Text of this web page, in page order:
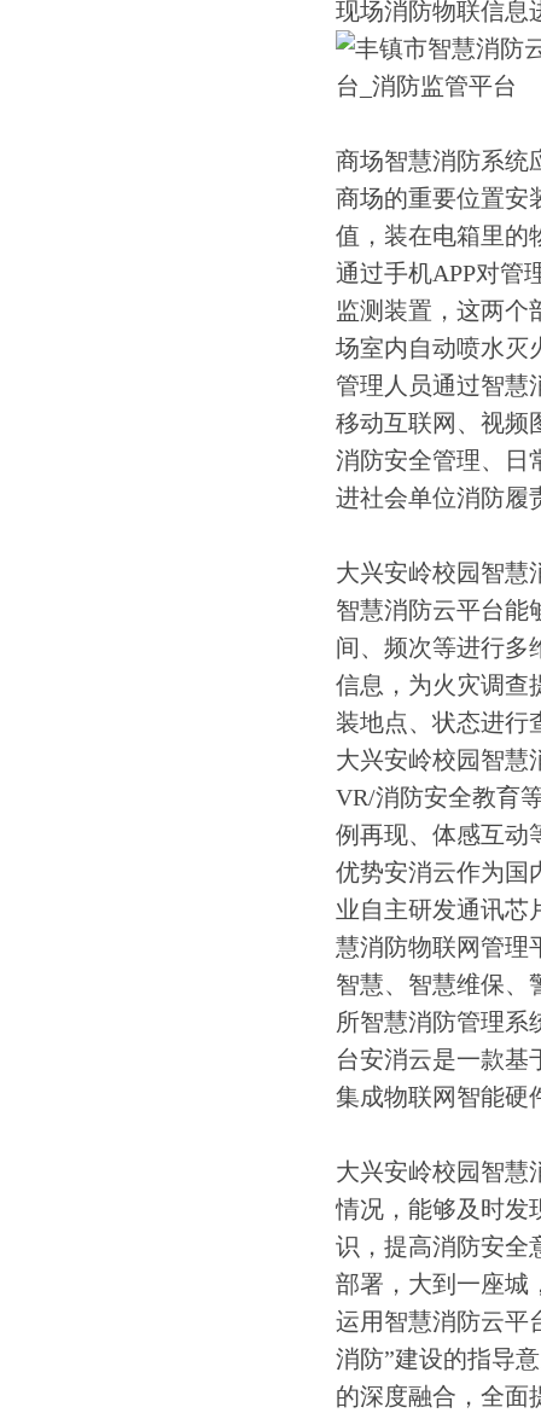
现场消防物联信息
商场智慧消防系统
商场的重要位置安
值，装在电箱里的
通过手机APP对管
监测装置，这两个
场室内自动喷水灭
管理人员通过智慧
移动互联网、视频
消防安全管理、日
进社会单位消防履
大兴安岭校园智慧
智慧消防云平台能
间、频次等进行多
信息，为火灾调查
装地点、状态进行
大兴安岭校园智慧
VR/消防安全教育
例再现、体感互动
优势安消云作为国
业自主研发通讯芯
慧消防物联网管理
智慧、智慧维保、
所智慧消防管理系
台安消云是一款基
集成物联网智能硬
大兴安岭校园智慧
情况，能够及时发
识，提高消防安全
部署，大到一座城
运用智慧消防云平
消防”建设的指导
的深度融合，全面